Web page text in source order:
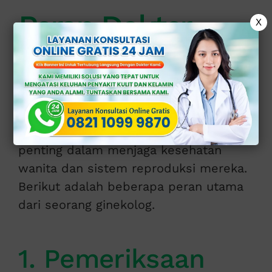
Peran Dokter
Spesialis
Ginekologi
Spesialis ginekologi memainkan peran
penting dalam menjaga kesehatan
wanita dan sistem reproduksi mereka.
Berikut adalah beberapa peran utama
dari seorang ginekolog.
1. Pemeriksaan
X